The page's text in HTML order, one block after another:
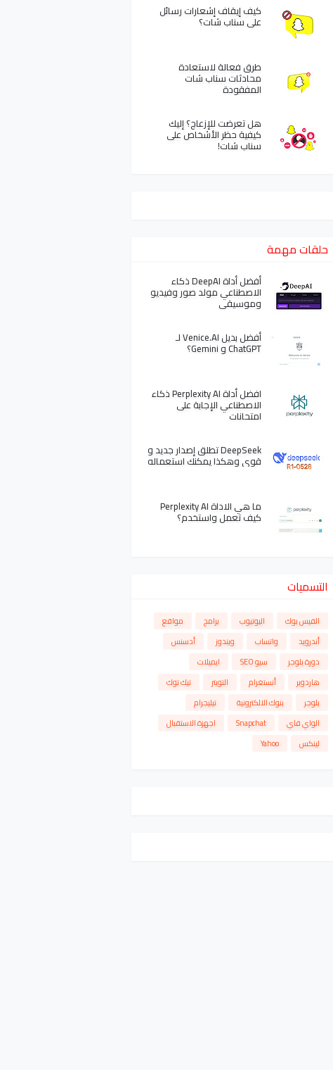
كيف إيقاف إشعارات رسائل
على سناب شات؟
طرق فعالة لاستعادة
محادثات سناب شات
المفقودة
هل تعرضت للإزعاج؟ إليك
كيفية حظر الأشخاص على
سناب شات!
حلقات مهمة
أفضل أداة DeepAI ذكاء
الاصطناعي مولد صور وفيديو
وموسيقى
أفضل بديل Venice.AI لـ
ChatGPT و Gemini؟
افضل أداة Perplexity AI ذكاء
الاصطناعي الإجابة على
امتحانات
DeepSeek تطلق إصدار جديد و
قوي وهكذا يمكنك استعماله
ما هي الاداة Perplexity AI
كيف تعمل واستخدم؟
التسميات
الفيس بوك اليوتيوب برامج
مواقع
أندرويد
واتساب ويندوز
أدسنس
دورة بلوجر
سيو SEO
ايميلات
هاردوير
أنستغرام التويتر
تيك توك
بلوجر
بنوك الالكترونية
تيليجرام
الواي فاي
Snapchat
اجهزة الاستقبال
لينكس
Yahoo